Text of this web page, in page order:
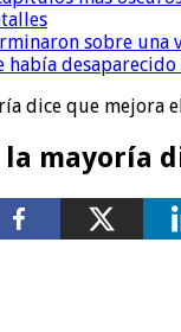
sobre una
dice que
mayoría